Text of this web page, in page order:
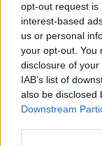
opt-out request is
interest-based
us or personal
your opt-out. You
disclosure of
IAB’s list of
also be disclosed
Downstream